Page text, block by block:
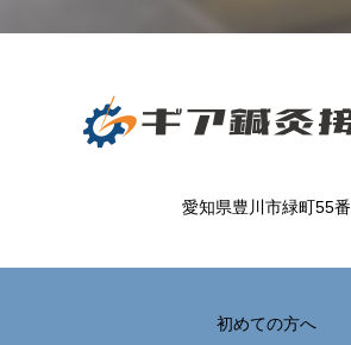
愛知県豊川市緑町55番
初めての方へ